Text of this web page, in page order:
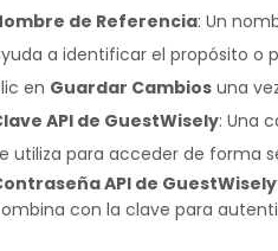
de Referencia: Un
a identificar el propósito o
en Guardar Cambios una
API de GuestWisely: Una
utiliza para acceder de forma
API de GuestWisely
con la clave para